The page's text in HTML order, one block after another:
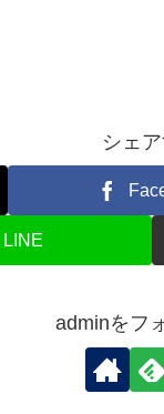
シェ
LINE
adminをフ